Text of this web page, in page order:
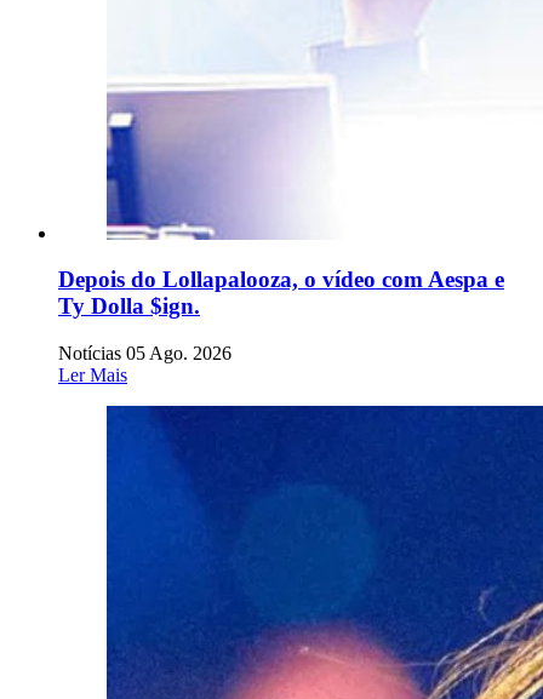
Depois do Lollapalooza, o vídeo com Aespa e
Ty Dolla $ign.
Notícias 05 Ago. 2026
Ler Mais